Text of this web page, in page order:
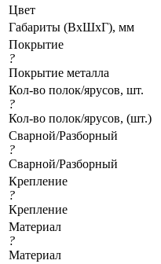
Цвет
Габариты (ВхШхГ), мм
Покрытие
?
Покрытие металла
Кол-во полок/ярусов, шт.
?
Кол-во полок/ярусов, (шт.)
Сварной/Разборный
?
Сварной/Разборный
Крепление
?
Крепление
Материал
?
Материал